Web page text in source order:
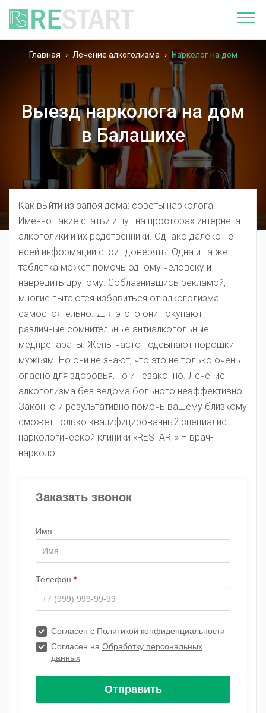
Главная › Лечение алкоголизма › Нарколог на дом
Выезд нарколога на дом
в Балашихе
Как выйти из запоя дома: советы нарколога.
Именно такие статьи ищут на просторах интернета
алкоголики и их родственники. Однако далеко не
всей информации стоит доверять. Одна и та же
таблетка может помочь одному человеку и
навредить другому. Соблазнившись рекламой,
многие пытаются избавиться от алкоголизма
самостоятельно. Для этого они покупают
различные сомнительные антиалкогольные
медпрепараты. Жены часто подсыпают порошки
мужьям. Но они не знают, что это не только очень
опасно для здоровья, но и незаконно. Лечение
алкоголизма без ведома больного неэффективно.
Законно и результативно помочь вашему близкому
сможет только квалифицированный специалист
наркологической клиники «RESTART» – врач-
нарколог.